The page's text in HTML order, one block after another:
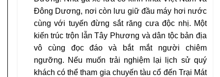
Đông Dương, nơi còn lưu giữ đầu máy hơi nước
cùng với tuyến đừng sắt răng cưa độc nhị. Một
kiến trúc trộn lẫn Tây Phương và dân tộc bản địa
vô cùng đọc đáo và bắt mắt người chiêm
ngưỡng. Nếu muốn trải nghiệm lại lịch sử quý
khách có thể tham gia chuyến tàu cổ đến Trại Mát